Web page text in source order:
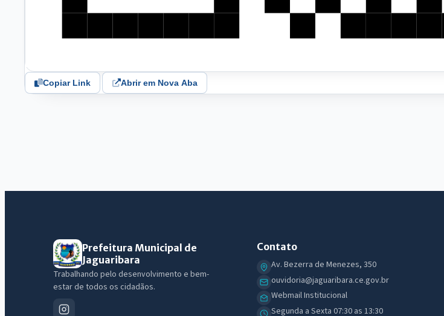
Copiar Link Abrir em Nova Aba
Prefeitura Municipal de
Jaguaribara
Trabalhando pelo desenvolvimento e bem-
estar de todos os cidadãos.
Contato
Av. Bezerra de Menezes, 350
ouvidoria@jaguaribara.ce.gov.br
Webmail Institucional
Segunda a Sexta 07:30 as 13:30